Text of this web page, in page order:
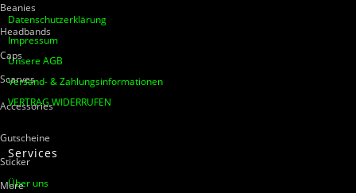
Beanies
Headbands
Caps
Scarves
Accessories
Gutscheine
Sticker
More
Datenschutzerklärung
Impressum
Unsere AGB
Versand- & Zahlungsinformationen
VERTRAG WIDERRUFEN
Services
Über uns